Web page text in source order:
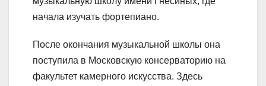
начала изучать фортепиано.
После окончания музыкальной школы она
поступила в Московскую консерваторию на
факультет камерного искусства. Здесь